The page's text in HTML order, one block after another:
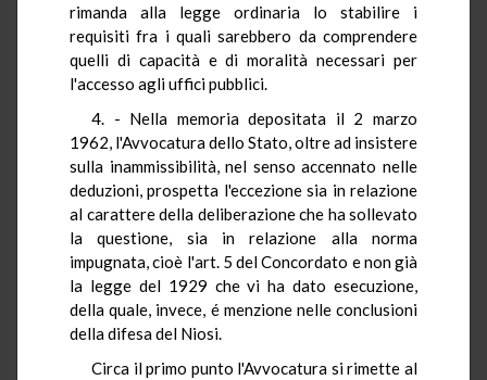
rimanda alla legge ordinaria lo stabilire i
requisiti fra i quali sarebbero da comprendere
quelli di capacità e di moralità necessari per
l'accesso agli uffici pubblici.
4. - Nella memoria depositata il 2 marzo
1962, l'Avvocatura dello Stato, oltre ad insistere
sulla inammissibilità, nel senso accennato nelle
deduzioni, prospetta l'eccezione sia in relazione
al carattere della deliberazione che ha sollevato
la questione, sia in relazione alla norma
impugnata, cioè l'art. 5 del Concordato e non già
la legge del 1929 che vi ha dato esecuzione,
della quale, invece, é menzione nelle conclusioni
della difesa del Niosi.
Circa il primo punto l'Avvocatura si rimette al